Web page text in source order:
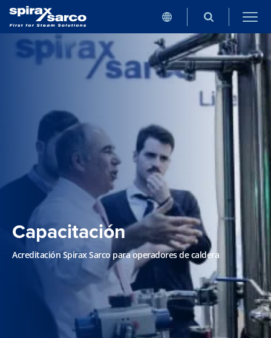
Capacitación
Acreditación Spirax Sarco para operadores de caldera